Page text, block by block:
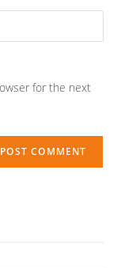
for the next